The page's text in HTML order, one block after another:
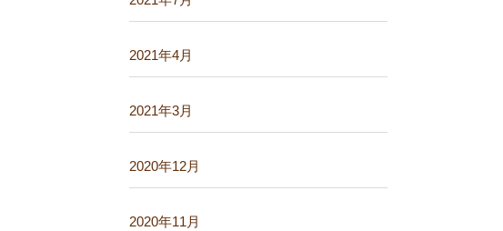
2021年4月
2021年3月
2020年12月
2020年11月